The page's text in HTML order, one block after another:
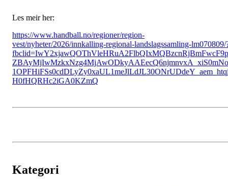
Les meir her:
https://www.handball.no/regioner/region-
vest/nyheter/2026/innkalling-regional-landslagssamling-lm070809/
fbclid=IwY2xjawQOThVleHRuA2FlbQIxMQBzcnRjBmFwcF9p
ZBAyMjIwMzkxNzg4MjAwODkyAAEecQ6njmnvxA_xiS0mNo
H0fHQRHc2iGA0KZmQ
Kategori